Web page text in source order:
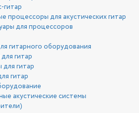
гитар
процессоры для акустических гитар
для процессоров
гитарного оборудования
гитар
гитар
гитар
акустические системы